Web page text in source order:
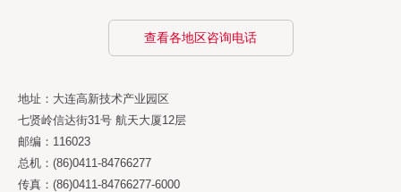
查看各地区咨询电话
地址：大连高新技术产业园区
七贤岭信达街31号 航天大厦12层
邮编：116023
总机：(86)0411-84766277
传真：(86)0411-84766277-6000